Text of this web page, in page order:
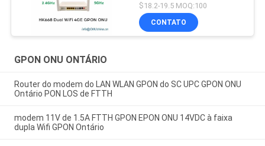
$18.2-19.5 MOQ:100
CONTATO
GPON ONU ONTÁRIO
Router do modem do LAN WLAN GPON do SC UPC GPON ONU
Ontário PON LOS de FTTH
modem 11V de 1.5A FTTH GPON EPON ONU 14VDC à faixa
dupla Wifi GPON Ontário